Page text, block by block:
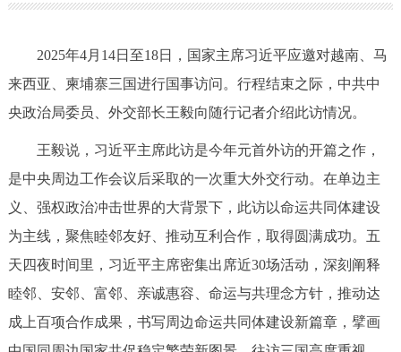
政务公开
市领导 机构职能 政策服务
政策兑现 政策解读 回应关切
专题公开
政务服务
2025年4月14日至18日，国家主席习近平应邀对越南、马
来西亚、柬埔寨三国进行国事访问。行程结束之际，中共中
央政治局委员、外交部长王毅向随行记者介绍此访情况。
王毅说，习近平主席此访是今年元首外访的开篇之作，
是中央周边工作会议后采取的一次重大外交行动。在单边主
义、强权政治冲击世界的大背景下，此访以命运共同体建设
为主线，聚焦睦邻友好、推动互利合作，取得圆满成功。五
天四夜时间里，习近平主席密集出席近30场活动，深刻阐释
睦邻、安邻、富邻、亲诚惠容、命运与共理念方针，推动达
成上百项合作成果，书写周边命运共同体建设新篇章，擘画